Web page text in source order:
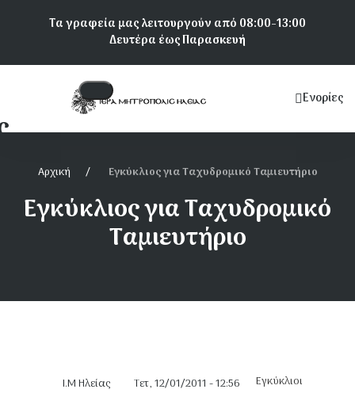
Τα γραφεία μας λειτουργούν από 08:00-13:00
Δευτέρα έως Παρασκευή
Κεντρική
πλοήγηση
Ενορίες
Αρχική Εγκύκλιος για Ταχυδρομικό Ταμιευτήριο
Εγκύκλιος για Ταχυδρομικό
Ταμιευτήριο
Ι.Μ Ηλείας Τετ, 12/01/2011 - 12:56 Εγκύκλιοι